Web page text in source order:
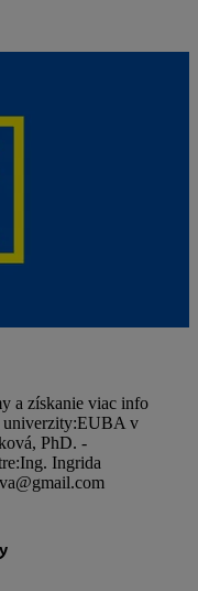
a získanie viac info
univerzity:EUBA v
PhD. -
Ingrida